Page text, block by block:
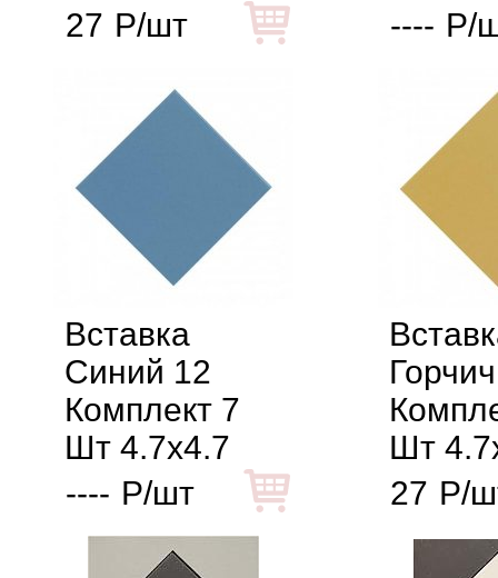
27 Р/шт
---- Р/
Вставка
Синий 12
Комплект 7
Шт 4.7x4.7
---- Р/шт
Шт
27 Р/